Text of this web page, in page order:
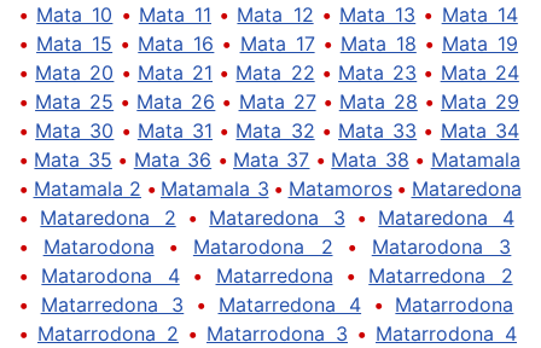
• Mata 10 • Mata 11 • Mata 12 • Mata 13 • Mata 14
• Mata 15 • Mata 16 • Mata 17• Mata 18 • Mata 19
• Mata 20 • Mata 21 • Mata 22 • Mata 23 • Mata 24
• Mata 25 • Mata 26 • Mata 27• Mata 28 • Mata 29
• Mata 30 • Mata 31 • Mata 32 • Mata 33 • Mata 34
• Mata 35 • Mata 36 • Mata 37 • Mata 38 • Matamala
• Matamala 2 • Matamala 3 • Matamoros• Mataredona
• Mataredona 2 • Mataredona 3 • Mataredona 4
• Matarodona • Matarodona 2 • Matarodona 3
• Matarodona 4• Matarredona • Matarredona 2
• Matarredona 3 • Matarredona 4 • Matarrodona
• Matarrodona 2 • Matarrodona 3 • Matarrodona 4